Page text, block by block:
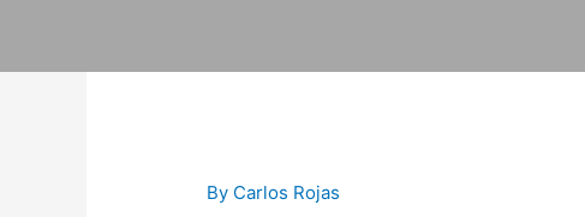
content
By Carlos Rojas